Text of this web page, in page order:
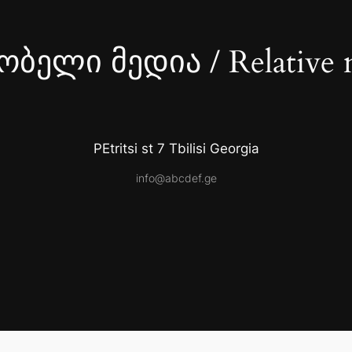
მედია / Relative
PEtritsi st 7 Tbilisi Georgia
info@abcdef.ge